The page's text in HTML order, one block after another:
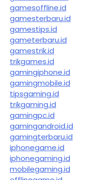
gamesoffline.id
gamesterbaru.id
gamestips.id
gameterbaru.id
gamestrik.id
trikgames.id
gamingiphone.id
gamingmobile.id
tipsgaming.id
trikgaming.id
gamingpc.id
gamingandroid.id
gamingterbaru.id
iphonegame.id
iphonegaming.id
mobilegaming.id